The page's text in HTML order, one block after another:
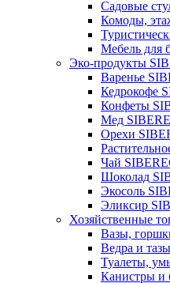
Садовые
Комоды,
Мебель для
Эко-продукты
Варенье
Кедрокофе
Конфеты
Мед
Орехи
Чай
Шоколад
Экосоль
Эликсир
Хозяйственные
Вазы,
Ведра и тазы
Туалеты,
Канистры и